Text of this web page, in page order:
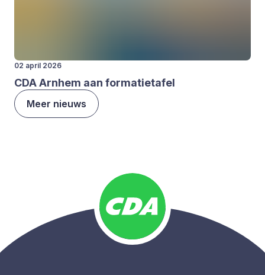
02 april 2026
CDAArn­hem aan for­ma­tie­ta­fel
Meer nieuws